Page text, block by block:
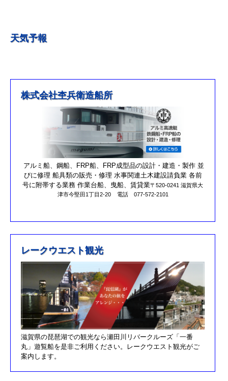
R5.3.25釣果情報更新しました。
R3/4/11釣果情報更新しました
R3/2/27果情報更新しました
R2/8/29果情報更新しました
営業時間を更新しました。
第17回オーナーズカップを更新しました。
R元/10/25クラブハウスのリニューアルが完了しました。
R元/8/25果情報更新しました
H30/11/7釣果情報更新しました
H30/9/30臨時休業のお知らせ！！
H30/9/24釣果情報更新しました
H30/7/21釣果情報更新しました
H30/4/21釣果情報更新しました
H30/3/3釣果情報更新しました
H30/2/17釣果情報更新しました
H30/2/8釣果情報更新しました
H29/12/10オーナズカップ更新しました
天気予報
株式会社杢兵衛造船所
アルミ船、鋼船、FRP船、FRP成型品の設計・建造・製作 並
びに修理 船具類の販売・修理 水事関連土木建設請負業 各前
号に附帯する業務 作業台船、曳船、賃貸業〒520-0241 滋賀県大
津市今堅田1丁目2-20
電話 077-572-2101
レークウエスト観光
滋賀県の琵琶湖での観光なら瀬田川リバークルーズ「一番
丸」遊覧船を是非ご利用ください。レークウエスト観光がご
案内します。